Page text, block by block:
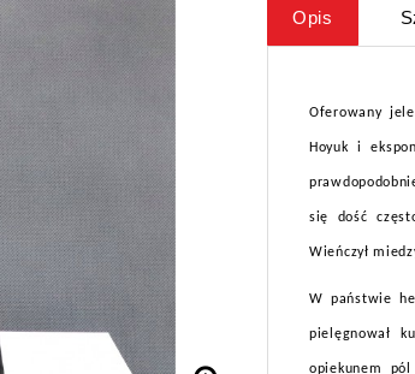
Opis
Oferowany
Hoyuk i
się dość
Wieńczył
W państwie
pielęgnował
opiekunem